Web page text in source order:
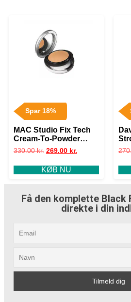
Spar 18%
MAC Studio Fix Tech
Cream-To-Powder
Foundation C4.5, 10 gr
330.00kr. 269.00 kr.
KØB NU
Få den komplette Black
direkte i din